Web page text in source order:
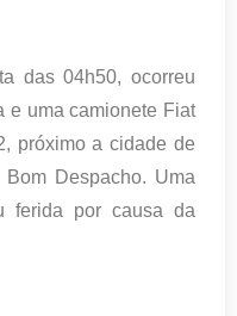
das 04h50, ocorreu
e uma camionete Fiat
próximo a cidade de
Despacho. Uma
ferida por causa da